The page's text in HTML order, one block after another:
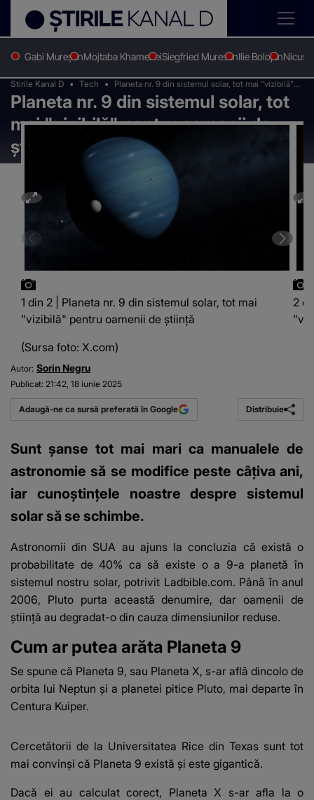
Gabi MureșanMojtaba KhameneiSiegfried MuresanIlie Bolojan
Stirile Kanal D Tech
Planeta nr. 9 din sistemul solar, tot mai "vizibilă"
pentru oamenii de știință
Planeta nr. 9 din sistemul solar, tot
mai "vizibilă" pentru oamenii de
știință
1 din 2 | Planeta nr. 9 din sistemul solar, tot mai
"vizibilă" pentru oamenii de știință
(Sursa foto: X.com)
2
Autor: Sorin Negru
Publicat: 21:42, 18 iunie 2025
Adaugă-ne ca sursă preferată în Google Distribuie
Sunt șanse tot mai mari ca manualele de
astronomie să se modifice peste câțiva ani,
iar cunoștințele noastre despre sistemul
solar să se schimbe.
Astronomii din SUA au ajuns la concluzia că există o
probabilitate de 40% ca să existe o a 9-a planetă în
sistemul nostru solar, potrivit Ladbible.com. Până în anul
2006, Pluto purta această denumire, dar oamenii de
știință au degradat-o din cauza dimensiunilor reduse.
Cum ar putea arăta Planeta 9
Se spune că Planeta 9, sau Planeta X, s-ar află dincolo de
orbita lui Neptun și a planetei pitice Pluto, mai departe în
Centura Kuiper.
Cercetătorii de la Universitatea Rice din Texas sunt tot
mai convinși că Planeta 9 există și este gigantică.
Dacă ei au calculat corect, Planeta X s-ar afla la o